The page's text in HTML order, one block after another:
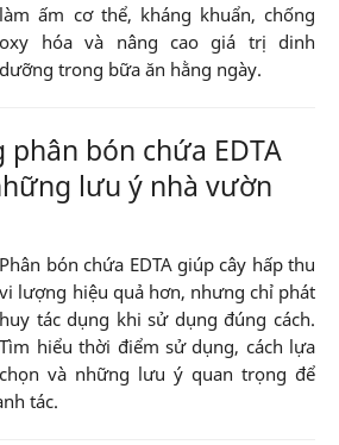
làm ấm cơ thể, kháng khuẩn, chống
oxy hóa và nâng cao giá trị dinh
dưỡng trong bữa ăn hằng ngày.
phân bón chứa EDTA
lưu ý nhà vườn
Phân bón chứa EDTA giúp cây hấp thu
vi lượng hiệu quả hơn, nhưng chỉ phát
huy tác dụng khi sử dụng đúng cách.
Tìm hiểu thời điểm sử dụng, cách lựa
chọn và những lưu ý quan trọng để
tác.